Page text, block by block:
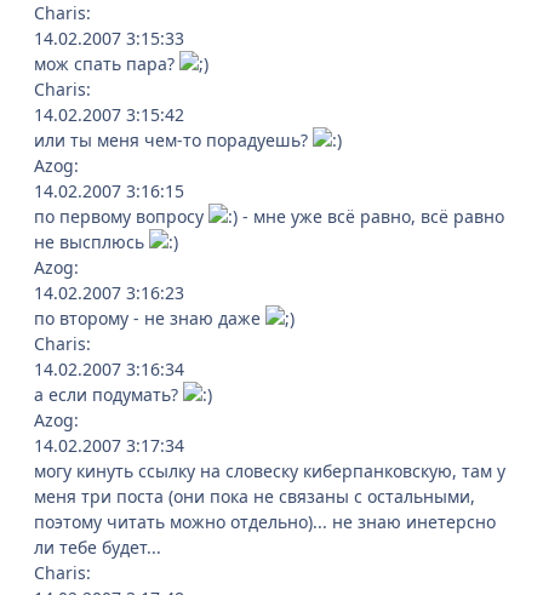
Charis:
14.02.2007 3:15:33
мож спать пара?
Charis:
14.02.2007 3:15:42
или ты меня чем-то порадуешь?
Azog:
14.02.2007 3:16:15
по первому вопросу
- мне уже всё равно, всё равно
не высплюсь
Azog:
14.02.2007 3:16:23
по второму - не знаю даже
Charis:
14.02.2007 3:16:34
а если подумать?
Azog:
14.02.2007 3:17:34
могу кинуть ссылку на словеску киберпанковскую, там у
меня три поста (они пока не связаны с остальными,
поэтому читать можно отдельно)... не знаю инетерсно
ли тебе будет...
Charis: